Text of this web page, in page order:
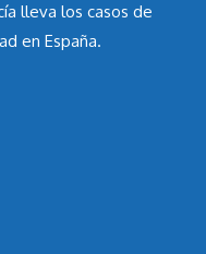
lleva los casos de
en España.